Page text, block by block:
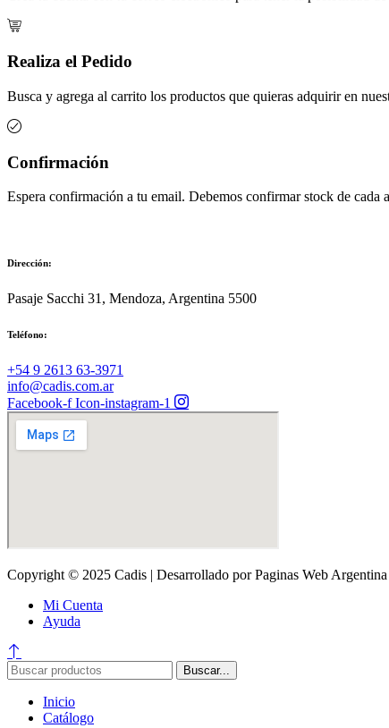
Realiza el Pedido
Busca y agrega al carrito los productos que quieras adquirir en
Confirmación
Espera confirmación a tu email. Debemos confirmar stock de cada
Dirección:
Pasaje Sacchi 31, Mendoza, Argentina 5500
Teléfono:
‪+54 9 2613 63‑3971‬
info@cadis.com.ar
Facebook-f Icon-instagram-1
Copyright © 2025 Cadis | Desarrollado por Paginas Web Argentina
Mi Cuenta
Ayuda
Buscar...
Inicio
Catálogo